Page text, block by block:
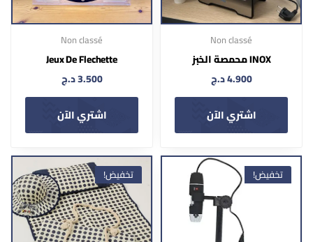
Non classé
INOX محمصة الخبز
4.900د.ج
اشتري الآن
Non classé
Jeux De Flechette
3.500د.ج
اشتري الآن
تخفيض! تخفيض!